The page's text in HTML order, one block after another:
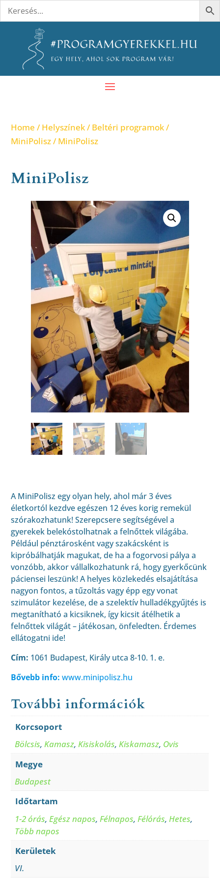
Home /Helyszínek/Beltéri programok/
MiniPolisz/ MiniPolisz
MiniPolisz
A MiniPolisz egy olyan hely, ahol már 3 éves
életkortól kezdve egészen 12 éves korig remekül
szórakozhatunk! Szerepcsere segítségével a
gyerekek belekóstolhatnak a felnőttek világába.
Például pénztárosként vagy szakácsként is
kipróbálhatják magukat, de ha a fogorvosi pálya a
vonzóbb, akkor vállalkozhatunk rá, hogy gyerkőcünk
páciensei leszünk! A helyes közlekedés elsajátítása
nagyon fontos, a tűzoltás vagy épp egy vonat
szimulátor kezelése, de a szelektív hulladékgyűjtés is
megtanítható a kicsiknek, így kicsit átélhetik a
felnőttek világát – játékosan, önfeledten. Érdemes
ellátogatni ide!
Cím: 1061 Budapest, Király utca 8-10. 1. e.
Bővebb info: www.minipolisz.hu
További információk
Korcsoport
Bölcsis,Kamasz,Kisiskolás,Kiskamasz, Ovis
Megye
Budapest
Időtartam
1-2 órás, Egész napos, Félnapos, Félórás, Hetes,
Több napos
Kerületek
VI.